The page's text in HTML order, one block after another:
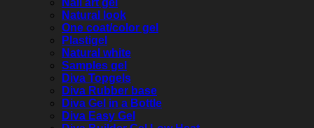
Nail art gel
Natural look
One coat/color gel
Plastigel
Natural white
Samples gel
Diva Topgels
Diva Rubber base
Diva Gel in a Bottle
Diva Easy Gel